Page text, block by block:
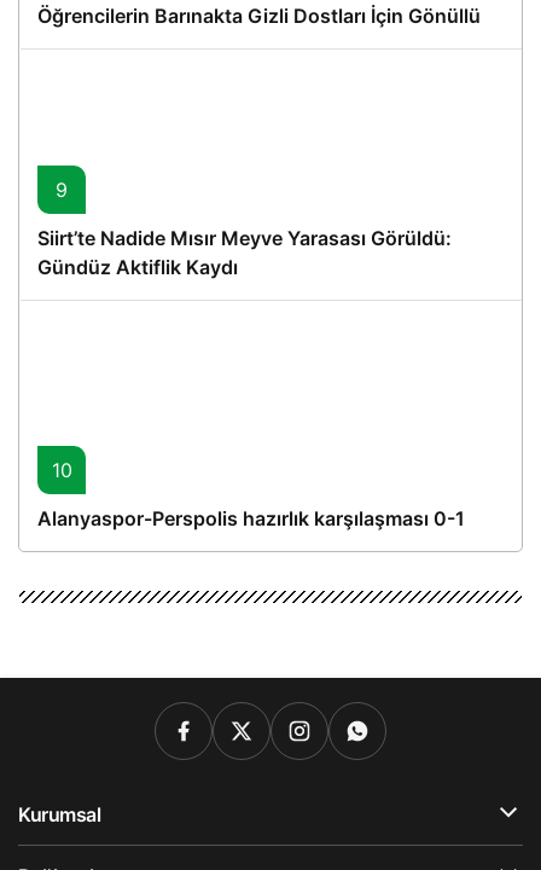
Öğrencilerin Barınakta Gizli Dostları İçin Gönüllü
Proje
9
Siirt’te Nadide Mısır Meyve Yarasası Görüldü:
Gündüz Aktiflik Kaydı
10
Alanyaspor-Perspolis hazırlık karşılaşması 0-1
Kurumsal